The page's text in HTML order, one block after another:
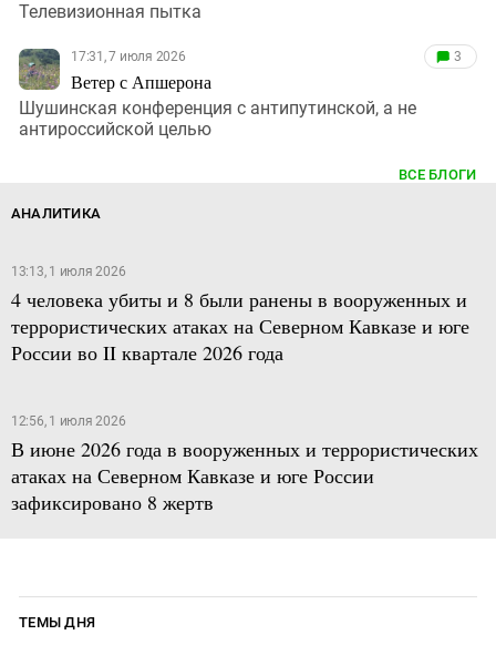
Телевизионная пытка
17:31, 7 июля 2026
Ветер с Апшерона
3
Шушинская конференция с антипутинской, а не
антироссийской целью
ВСЕ БЛОГИ
АНАЛИТИКА
13:13, 1 июля 2026
4 человека убиты и 8 были ранены в вооруженных и
террористических атаках на Северном Кавказе и юге
России во II квартале 2026 года
12:56, 1 июля 2026
В июне 2026 года в вооруженных и террористических
атаках на Северном Кавказе и юге России
зафиксировано 8 жертв
ТЕМЫ ДНЯ